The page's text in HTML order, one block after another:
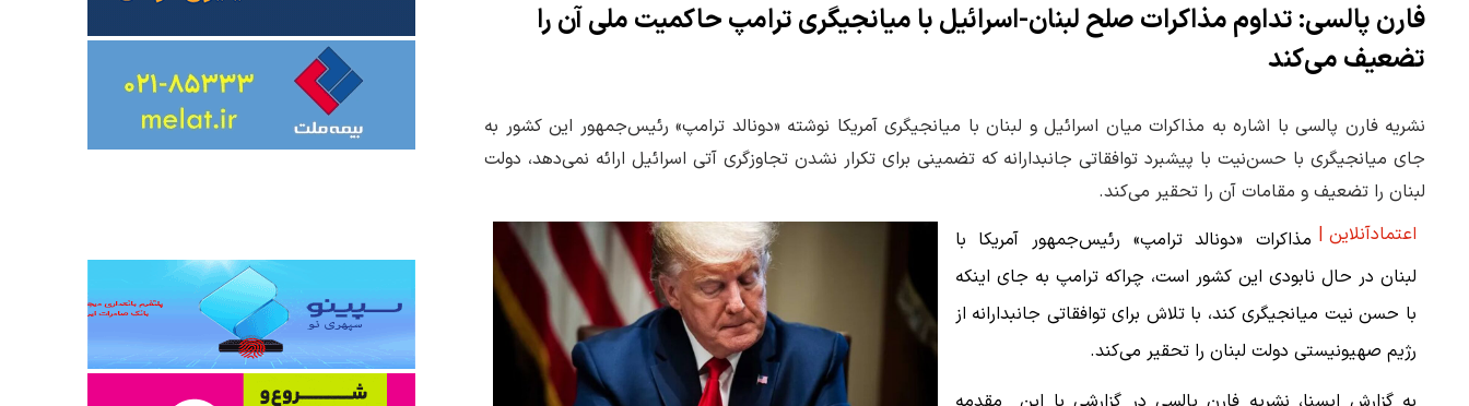
فارن پالسی: تداوم مذاکرات صلح لبنان-اسرائیل با میانجیگری ترامپ حاکمیت ملی آن را
تضعیف می‌کند
نشریه فارن پالسی با اشاره به مذاکرات میان اسرائیل و لبنان با میانجیگری آمریکا نوشته «دونالد ترامپ» رئیس‌جمهور این کشور به
جای میانجیگری با حسن‌نیت با پیشبرد توافقاتی جانبدارانه که تضمینی برای تکرار نشدن تجاوزگری آتی اسرائیل ارائه نمی‌دهد، دولت
لبنان را تضعیف و مقامات آن را تحقیر می‌کند.
اعتمادآنلاین | مذاکرات «دونالد ترامپ» رئیس‌جمهور آمریکا با
لبنان در حال نابودی این کشور است، چراکه ترامپ به جای اینکه
با حسن نیت میانجیگری کند، با تلاش برای توافقاتی جانبدارانه از
رژیم صهیونیستی دولت لبنان را تحقیر می‌کند.